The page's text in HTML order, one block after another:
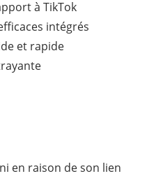
à TikTok
intégrés
et rapide
en raison de son lien